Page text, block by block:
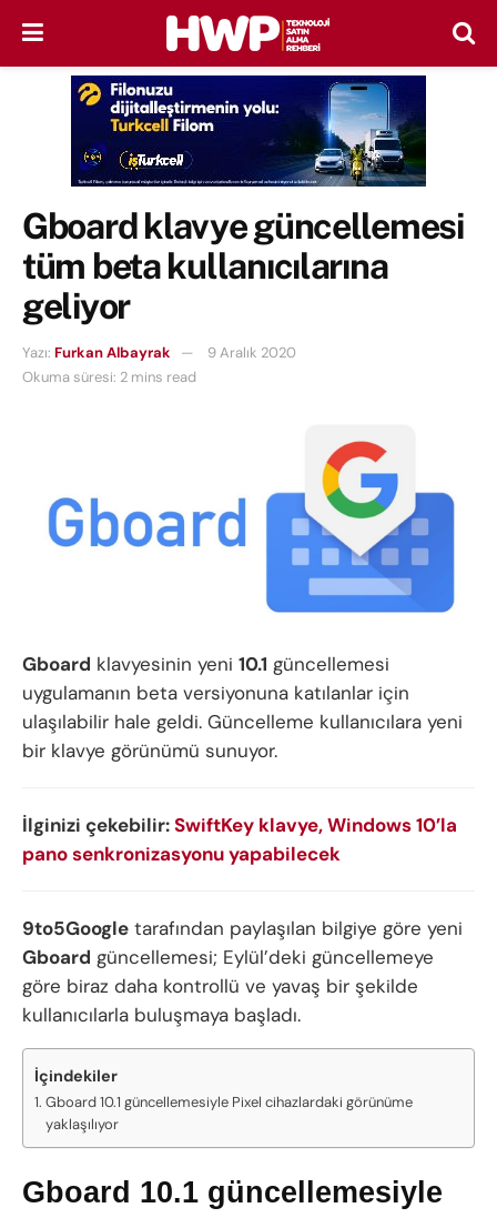
Gboard klavye güncellemesi
tüm beta kullanıcılarına
geliyor
Yazı: Furkan Albayrak
9 Aralık 2020
Okuma süresi: 2 mins read
Gboard klavyesinin yeni 10.1 güncellemesi
uygulamanın beta versiyonuna katılanlar için
ulaşılabilir hale geldi. Güncelleme kullanıcılara yeni
bir klavye görünümü sunuyor.
İlginizi çekebilir:SwiftKey klavye, Windows 10’la
pano senkronizasyonu yapabilecek
9to5Google tarafından paylaşılan bilgiye göre yeni
Gboard güncellemesi; Eylül’deki güncellemeye
göre biraz daha kontrollü ve yavaş bir şekilde
kullanıcılarla buluşmaya başladı.
İçindekiler
Gboard 10.1 güncellemesiyle Pixel cihazlardaki görünüme
yaklaşılıyor
Gboard 10.1 güncellemesiyle